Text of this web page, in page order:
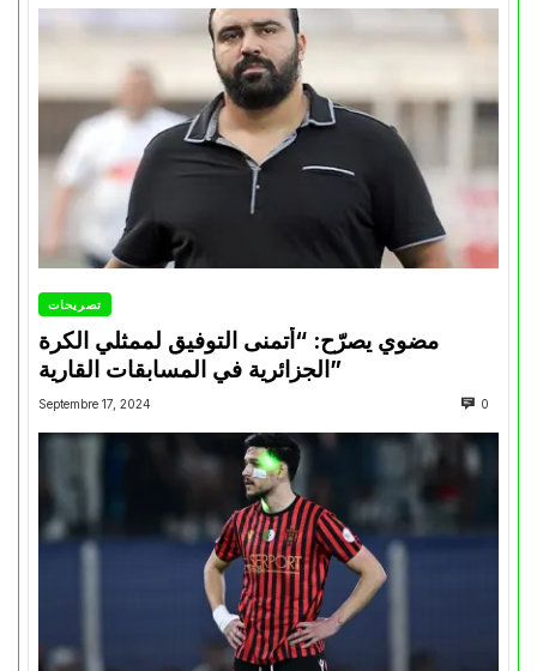
تصريحات
مضوي يصرّح: “أتمنى التوفيق لممثلي الكرة
الجزائرية في المسابقات القارية”
Septembre 17, 2024 0